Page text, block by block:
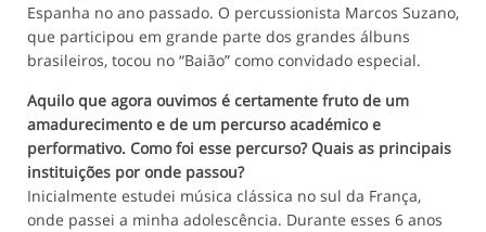
Espanha no ano passado. O percussionista Marcos Suzano,
que participou em grande parte dos grandes álbuns
brasileiros, tocou no “Baião” como convidado especial.
Aquilo que agora ouvimos é certamente fruto de um
amadurecimento e de um percurso académico e
performativo. Como foi esse percurso? Quais as principais
instituições por onde passou?
Inicialmente estudei música clássica no sul da França,
onde passei a minha adolescência. Durante esses 6 anos